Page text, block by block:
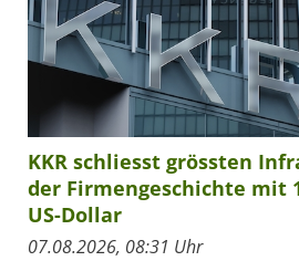
KKR schliesst grössten
der Firmengeschichte mit
US-Dollar
07.08.2026, 08:31 Uhr